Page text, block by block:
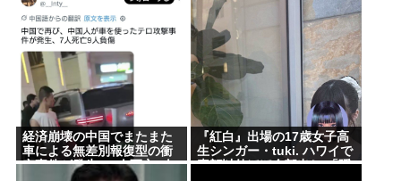
経済崩壊の中国でまたまた
車による無差別報復型の衝
突事件が発生、7人死亡9人
『紅白』出場の17歳女子高
生シンガー・tuki. ハワイで
素顔以外ほぼ全部出し 「隠